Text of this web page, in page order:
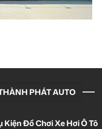
PHÁT AUTO
Đồ Chơi Xe Hơi Ô Tô